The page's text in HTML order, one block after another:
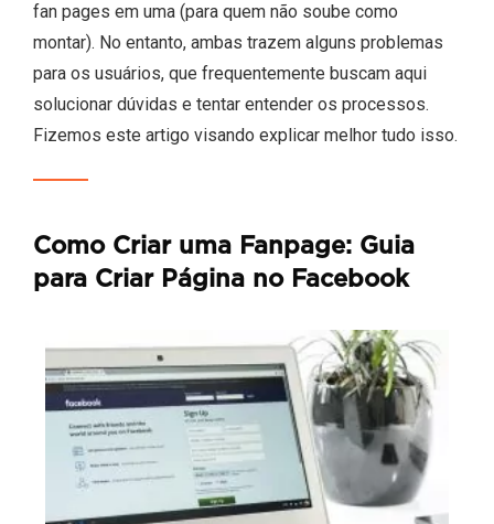
fan pages em uma (para quem não soube como
montar). No entanto, ambas trazem alguns problemas
para os usuários, que frequentemente buscam aqui
solucionar dúvidas e tentar entender os processos.
Fizemos este artigo visando explicar melhor tudo isso.
Como Criar uma Fanpage: Guia
para Criar Página no Facebook